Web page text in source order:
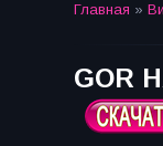
Главная »
GOR